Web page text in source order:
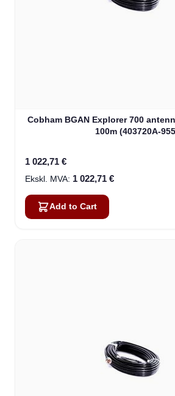
Cobham BGAN Explorer 700
100m (403720A-
1 022,71 €
1 022,71 €
Add to Cart